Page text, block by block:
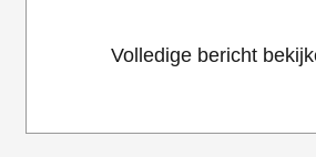
Volledige bericht